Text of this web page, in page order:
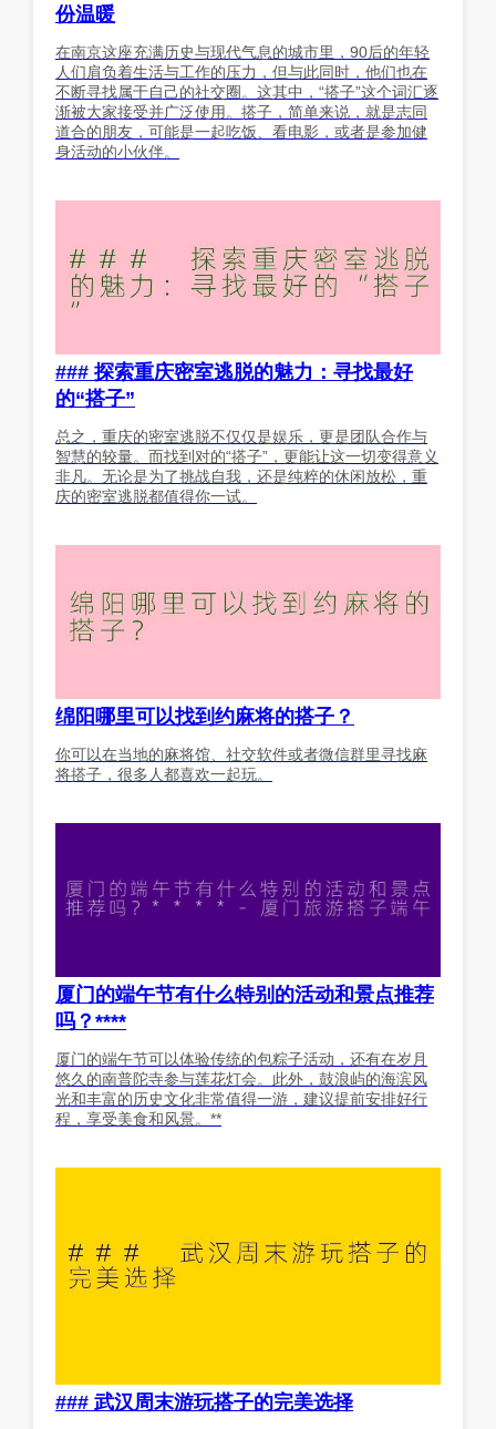
份温暖
在南京这座充满历史与现代气息的城市里，90后的年轻
人们肩负着生活与工作的压力，但与此同时，他们也在
不断寻找属于自己的社交圈。这其中，“搭子”这个词汇逐
渐被大家接受并广泛使用。搭子，简单来说，就是志同
道合的朋友，可能是一起吃饭、看电影，或者是参加健
身活动的小伙伴。
### 探索重庆密室逃脱的魅力：寻找最好
的“搭子”
总之，重庆的密室逃脱不仅仅是娱乐，更是团队合作与
智慧的较量。而找到对的“搭子”，更能让这一切变得意义
非凡。无论是为了挑战自我，还是纯粹的休闲放松，重
庆的密室逃脱都值得你一试。
绵阳哪里可以找到约麻将的搭子？
你可以在当地的麻将馆、社交软件或者微信群里寻找麻
将搭子，很多人都喜欢一起玩。
厦门的端午节有什么特别的活动和景点推荐
吗？****
厦门的端午节可以体验传统的包粽子活动，还有在岁月
悠久的南普陀寺参与莲花灯会。此外，鼓浪屿的海滨风
光和丰富的历史文化非常值得一游，建议提前安排好行
程，享受美食和风景。**
### 武汉周末游玩搭子的完美选择